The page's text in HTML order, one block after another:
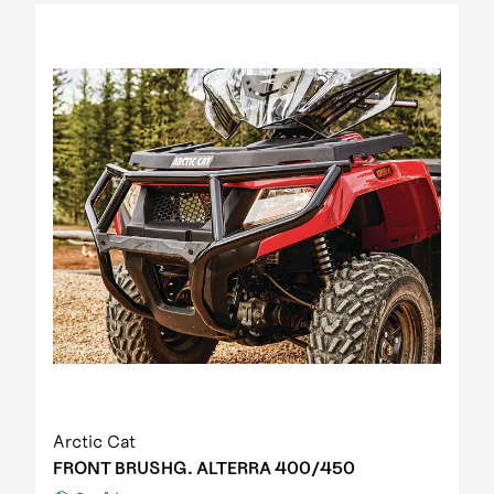
2012 TRV 1000 GT EFT IPM Print green metallic
update
2012 US mod. 700 TRV GT
2012 XC 450 EFT IPM black-green 01
2013 1000 XT EFT white met
2013 450 R EFT Homologated
2013 550 EFT black
2013 550 XT EFT emerald green met
2013 700 Diesel EFT marsh
2013 700 XT EFT steel blue met
2013 Prowler HDX
2013 TRV 550 EFT black
2013 TRV 550 XT EFT emerald green met
2013 TRV 700 XT EFT black met
Arctic Cat
FRONT BRUSHG. ALTERRA 400/450